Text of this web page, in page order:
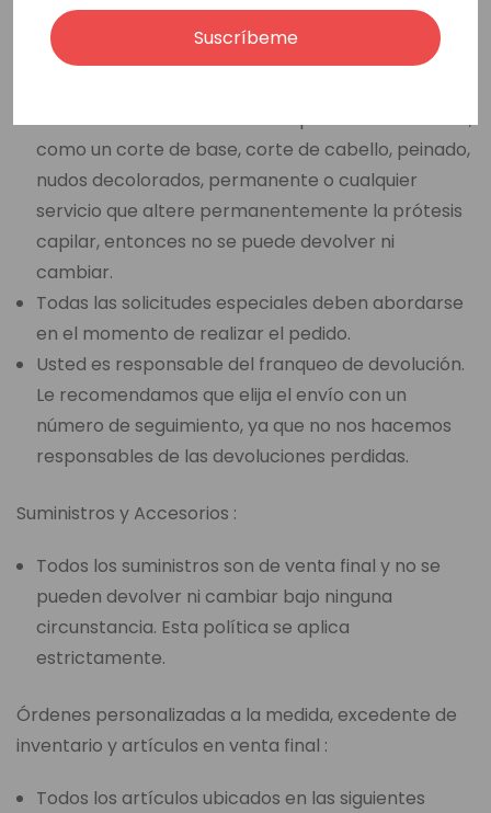
reposición de 15,00 € o más por artículo si el
artículo devuelto no está en su estado y embalaje
Si usted ha seleccionado una opción de venta final,
como un corte de base, corte de cabello, peinado,
nudos decolorados, permanente o cualquier
servicio que altere permanentemente la prótesis
capilar, entonces no se puede devolver ni
cambiar.
Todas las solicitudes especiales deben abordarse
en el momento de realizar el pedido.
Usted es responsable del franqueo de devolución.
Le recomendamos que elija el envío con un
número de seguimiento, ya que no nos hacemos
responsables de las devoluciones perdidas.
Suministros y Accesorios :
Todos los suministros son de venta final y no se
pueden devolver ni cambiar bajo ninguna
circunstancia. Esta política se aplica
estrictamente.
Órdenes personalizadas a la medida, excedente de
inventario y artículos en venta final :
Todos los artículos ubicados en las siguientes
Suscríbeme